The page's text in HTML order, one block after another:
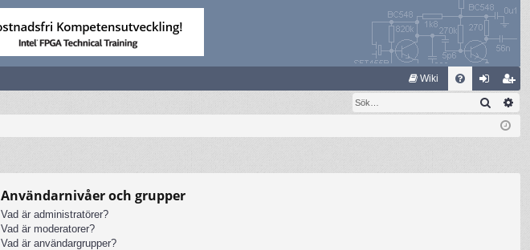
Wiki
og li
m
le
Sök
Användarnivåer och grupper
Vad är administratörer?
Vad är moderatorer?
Vad är användargrupper?